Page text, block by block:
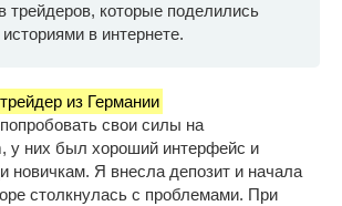
трейдеров, которые поделились
в интернете.
из Германии
свои силы на
у них был хороший интерфейс и
новичкам. Я внесла депозит и начала
столкнулась с проблемами. При